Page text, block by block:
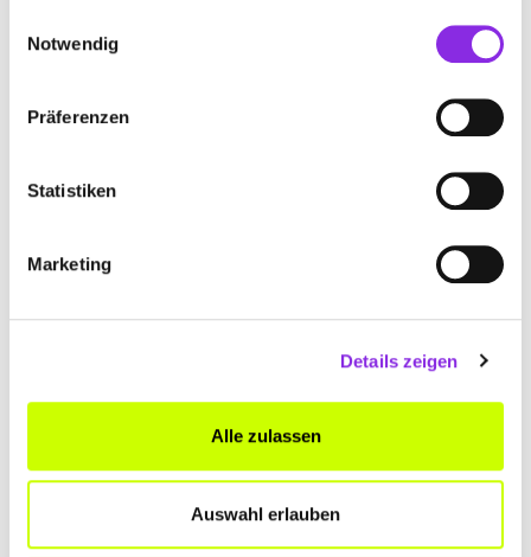
Notwendig
Präferenzen
Statistiken
Marketing
Details zeigen
Alle zulassen
Auswahl erlauben
| 56242 Selters(Westerwald) DE
www.cwschneider.de